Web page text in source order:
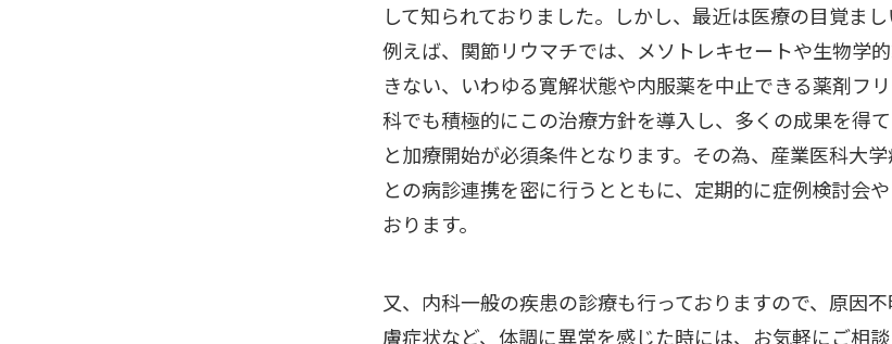
して知られておりました。しかし、最近は医療の目覚ま
例えば、関節リウマチでは、メソトレキセートや生物学
きない、いわゆる寛解状態や内服薬を中止できる薬剤フ
科でも積極的にこの治療方針を導入し、多くの成果を得
と加療開始が必須条件となります。その為、産業医科大
との病診連携を密に行うとともに、定期的に症例検討会
おります。
又、内科一般の疾患の診療も行っておりますので、原因
膚症状など、体調に異常を感じた時には、お気軽にご相